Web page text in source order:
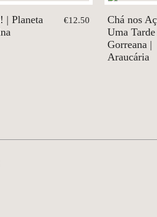
| Planeta
€12.50
Chá nos
Uma
Gorreana |
Araucária